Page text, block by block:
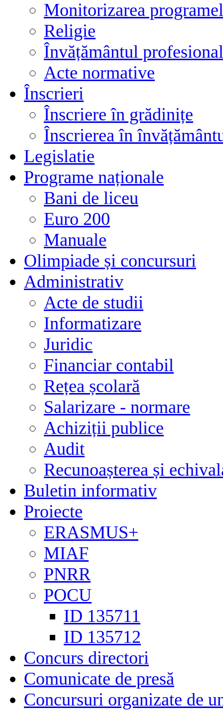
Monitorizarea
Religie
Învățământul
Acte normative
Înscrieri
Înscriere în grădinițe
Înscrierea în
Legislatie
Programe naționale
Bani de liceu
Euro 200
Manuale
Olimpiade și concursuri
Administrativ
Acte de studii
Informatizare
Juridic
Financiar contabil
Rețea școlară
Salarizare - normare
Achiziții publice
Audit
Recunoașterea și
Buletin informativ
Proiecte
ERASMUS+
MIAF
PNRR
POCU
ID 135711
ID 135712
Concurs directori
Comunicate de presă
Concursuri organizate de